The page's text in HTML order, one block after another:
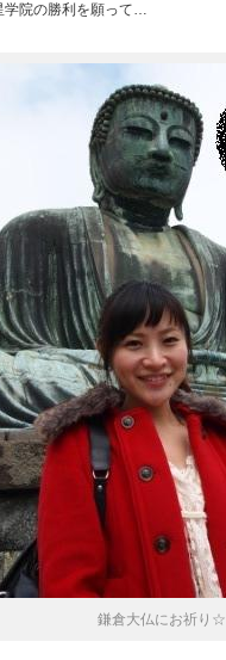
学院の勝利を願って…
鎌倉大仏にお祈り☆